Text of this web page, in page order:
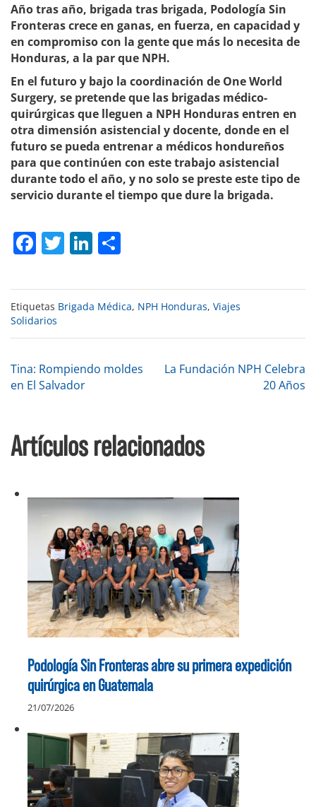
Año tras año, brigada tras brigada, Podología Sin
Fronteras crece en ganas, en fuerza, en capacidad y
en compromiso con la gente que más lo necesita de
Honduras, a la par que NPH.
En el futuro y bajo la coordinación de One World
Surgery, se pretende que las brigadas médico-
quirúrgicas que lleguen a NPH Honduras entren en
otra dimensión asistencial y docente, donde en el
futuro se pueda entrenar a médicos hondureños
para que continúen con este trabajo asistencial
durante todo el año, y no solo se preste este tipo de
servicio durante el tiempo que dure la brigada.
Facebook
TwitterLinkedIn
Etiquetas Brigada Médica, NPH Honduras, Viajes
Solidarios
Navegación
entradas
Tina: Rompiendo moldes
en El Salvador
La Fundación NPH Celebra
20 Años
Artículos relacionados
Podología Sin Fronteras abre su primera expedición
quirúrgica en Guatemala
21/07/2026